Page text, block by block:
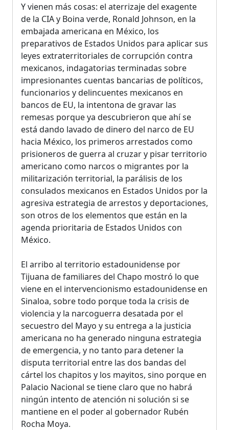
Y vienen más cosas: el aterrizaje del exagente
de la CIA y Boina verde, Ronald Johnson, en la
embajada americana en México, los
preparativos de Estados Unidos para aplicar sus
leyes extraterritoriales de corrupción contra
mexicanos, indagatorias terminadas sobre
impresionantes cuentas bancarias de políticos,
funcionarios y delincuentes mexicanos en
bancos de EU, la intentona de gravar las
remesas porque ya descubrieron que ahí se
está dando lavado de dinero del narco de EU
hacia México, los primeros arrestados como
prisioneros de guerra al cruzar y pisar territorio
americano como narcos o migrantes por la
militarización territorial, la parálisis de los
consulados mexicanos en Estados Unidos por la
agresiva estrategia de arrestos y deportaciones,
son otros de los elementos que están en la
agenda prioritaria de Estados Unidos con
México.
El arribo al territorio estadounidense por
Tijuana de familiares del Chapo mostró lo que
viene en el intervencionismo estadounidense en
Sinaloa, sobre todo porque toda la crisis de
violencia y la narcoguerra desatada por el
secuestro del Mayo y su entrega a la justicia
americana no ha generado ninguna estrategia
de emergencia, y no tanto para detener la
disputa territorial entre las dos bandas del
cártel los chapitos y los mayitos, sino porque en
Palacio Nacional se tiene claro que no habrá
ningún intento de atención ni solución si se
mantiene en el poder al gobernador Rubén
Rocha Moya.